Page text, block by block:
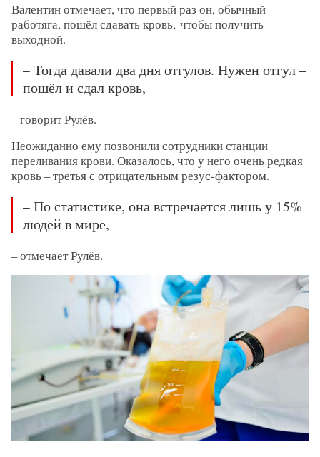
Валентин отмечает, что первый раз он, обычный
работяга, пошёл сдавать кровь, чтобы получить
выходной.
– Тогда давали два дня отгулов. Нужен отгул –
пошёл и сдал кровь,
– говорит Рулёв.
Неожиданно ему позвонили сотрудники станции
переливания крови. Оказалось, что у него очень редкая
кровь – третья с отрицательным резус-фактором.
– По статистике, она встречается лишь у 15%
людей в мире,
– отмечает Рулёв.